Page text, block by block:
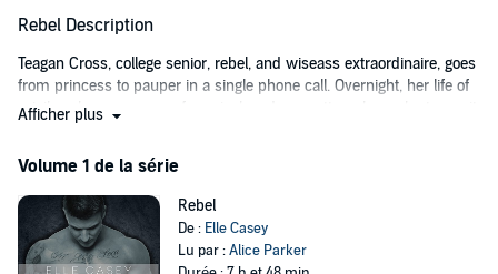
Rebel Description
Teagan Cross, college senior, rebel, and wiseass extraordinaire, goes
from princess to pauper in a single phone call. Overnight, her life of
privilege becomes one of survival, and no matter where she turns, it
She's not going to fall apart, though. She's a rebel and she's
to stop her from getting things done and making things right. But
when a twist of fate brings her to the doorstep of a different kind of
Rebel, she's forced to figure out when something's worth fighting for
Afficher plus
Volume 1 de la série
Rebel
De : Elle Casey
Lu par :Alice Parker